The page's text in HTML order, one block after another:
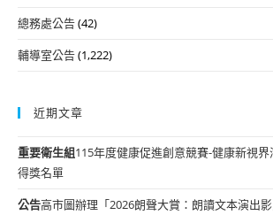
總務處公告(42)
輔導室公告(1,222)
近期文章
重要衛生組115年度健康促進創意競賽-健康新視
得獎名單
公告高市圖辦理「2026朗聲大賞：朗讀文本演出